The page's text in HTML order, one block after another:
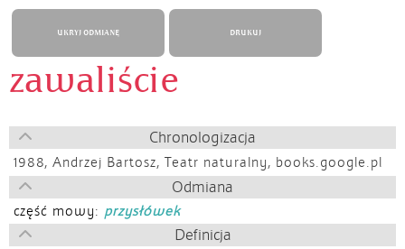
UKRYJ ODMIANĘ DRUKUJ
zawaliście
Chronologizacja
1988, Andrzej Bartosz, Teatr naturalny, books.google.pl
Odmiana
część mowy: przysłówek
Definicja